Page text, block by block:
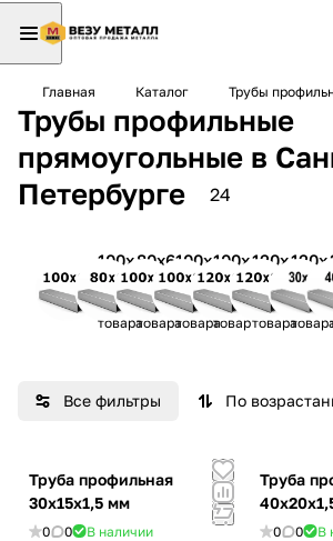
Главная Каталог Трубы
Трубы профильные
прямоугольные в
Петербурге
24
100x
60
2
товара
80x6
0
2
товара
100x
50
2
товара
100x
80
1
товар
120x
60
2
товара
120x
80
3
Все фильтры По
Труба профильная
30х15х1,5 мм
0 0 В наличии
Труба
0 0 В